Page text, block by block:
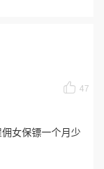
47
女保镖一个月少